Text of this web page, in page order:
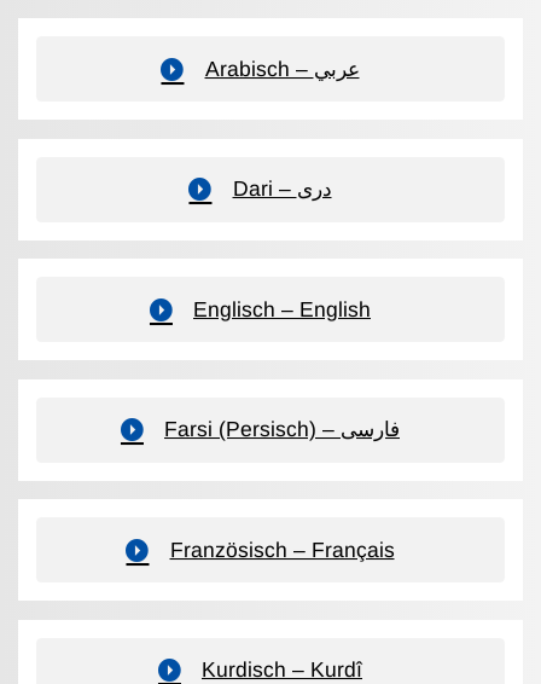
Arabisch – عربي
Dari – دری
Englisch – English
Farsi (Persisch) – فارسی
Französisch – Français
Kurdisch – Kurdî